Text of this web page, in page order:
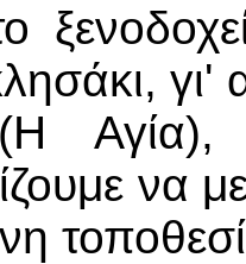
Αγία),
να